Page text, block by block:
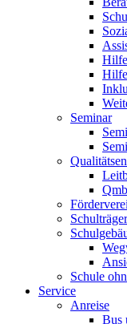
Seminar
Schulträger
Schule
Service
Anreise
Bus